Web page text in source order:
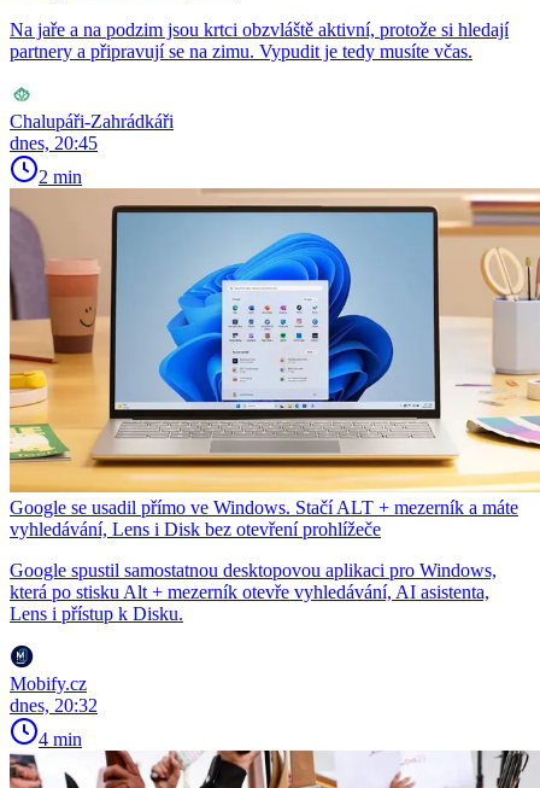
Na jaře a na podzim jsou krtci obzvláště aktivní, protože si hledají
partnery a připravují se na zimu. Vypudit je tedy musíte včas.
Chalupáři-Zahrádkáři
dnes, 20:45
2 min
Google se usadil přímo ve Windows. Stačí ALT + mezerník a máte
vyhledávání, Lens i Disk bez otevření prohlížeče
Google spustil samostatnou desktopovou aplikaci pro Windows,
která po stisku Alt + mezerník otevře vyhledávání, AI asistenta,
Lens i přístup k Disku.
Mobify.cz
dnes, 20:32
4 min